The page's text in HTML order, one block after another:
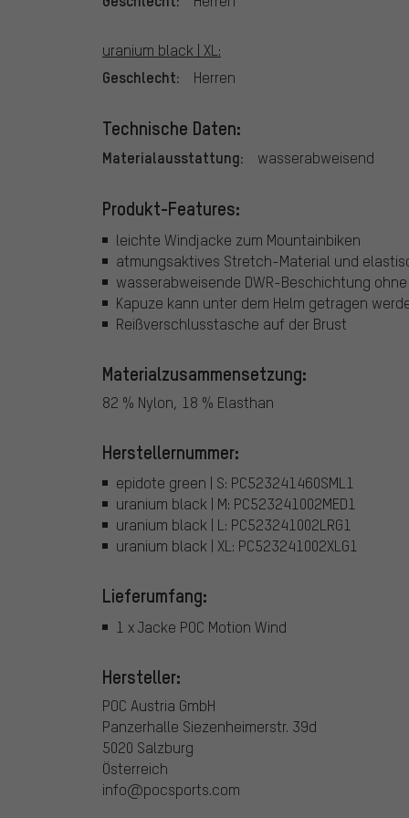
uranium black | XL:
Geschlecht: Herren
Technische Daten:
Materialausstattung: wasserabweisend
Produkt-Features:
leichte Windjacke zum Mountainbiken
atmungsaktives Stretch-Material und
wasserabweisende DWR-Beschichtung
Kapuze kann unter dem Helm getragen
Reißverschlusstasche auf der Brust
Materialzusammensetzung:
82 % Nylon, 18 % Elasthan
Herstellernummer:
epidote green | S: PC523241460SML1
uranium black | M: PC523241002MED1
uranium black | L: PC523241002LRG1
uranium black | XL: PC523241002XLG1
Lieferumfang:
1 x Jacke POC Motion Wind
Hersteller:
POC Austria GmbH
Panzerhalle Siezenheimerstr. 39d
5020 Salzburg
Österreich
info@pocsports.com